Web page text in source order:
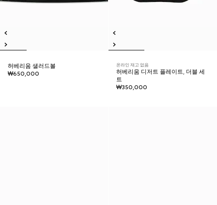
허베리움 샐러드볼
₩650,000
온라인 재고 없음
허베리움 디저트 플레이트, 더블 세
트
₩350,000